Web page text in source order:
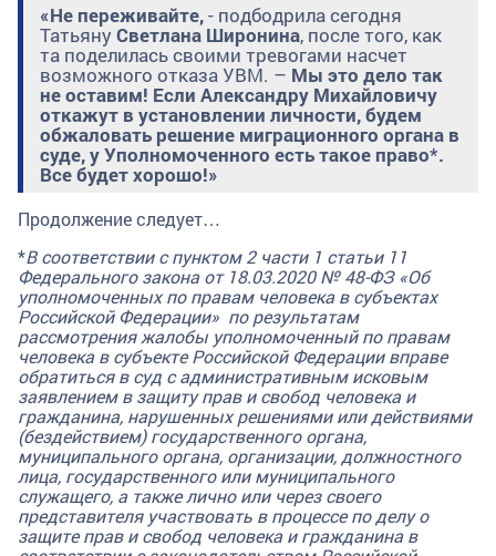
«Не переживайте,- подбодрила сегодня
Татьяну Светлана Широнина, после того, как
та поделилась своими тревогами насчет
возможного отказа УВМ. – Мы это дело так
не оставим! Если Александру Михайловичу
откажут в установлении личности, будем
обжаловать решение миграционного органа в
суде, у Уполномоченного есть такое право*.
Все будет хорошо!»
Продолжение следует…
*В соответствии с пунктом 2 части 1 статьи 11
Федерального законаот 18.03.2020 № 48-ФЗ «Об
уполномоченных по правам человека в субъектах
Российской Федерации» по результатам
рассмотрения жалобы уполномоченный по правам
человека в субъекте Российской Федерации вправе
обратиться в суд с административным исковым
заявлением в защиту прав и свобод человека и
гражданина, нарушенных решениями или действиями
(бездействием) государственного органа,
муниципального органа, организации, должностного
лица, государственного или муниципального
служащего, а также лично или через своего
представителя участвовать в процессе по делу о
защите прав и свобод человека и гражданина в